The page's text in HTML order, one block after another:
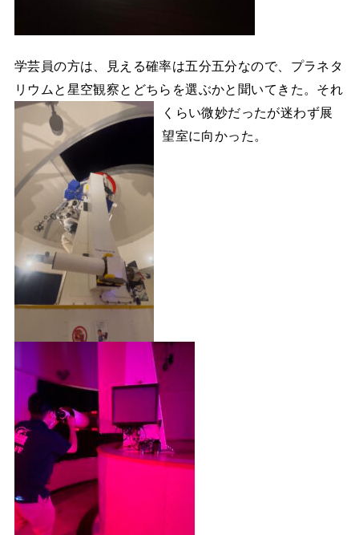
学芸員の方は、見える確率は五分五分なので、プラネタ
リウムと星空観察とどちらを選ぶかと聞いてきた。それ
くらい微妙だったが迷わず展
望室に向かった。